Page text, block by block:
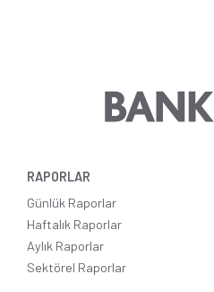
RAPORLAR
Günlük Raporlar
Haftalık Raporlar
Aylık Raporlar
Sektörel Raporlar